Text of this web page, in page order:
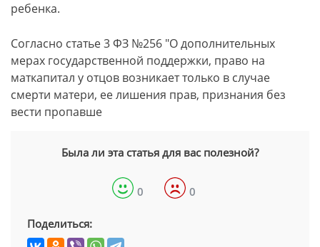
ребенка.
Согласно статье 3 ФЗ №256 "О дополнительных
мерах государственной поддержки, право на
маткапитал у отцов возникает только в случае
смерти матери, ее лишения прав, признания без
вести пропавше
Была ли эта статья для вас полезной?
0 0
Поделиться: